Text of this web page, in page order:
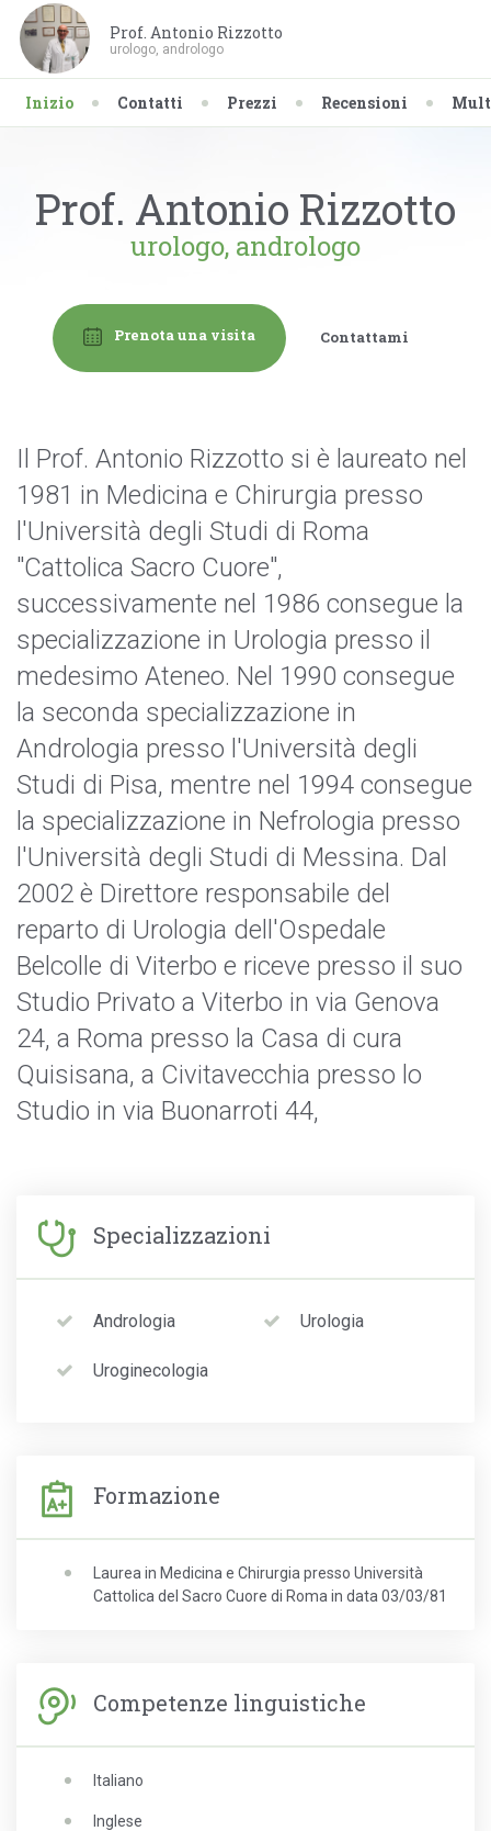
Prof. Antonio Rizzotto
urologo, andrologo
Inizio Contatti Prezzi Recensioni
Prof. Antonio Rizzotto
urologo, andrologo
Prenota una visita Contattami
Il Prof. Antonio Rizzotto si è laureato nel
1981 in Medicina e Chirurgia presso
l'Università degli Studi di Roma
"Cattolica Sacro Cuore",
successivamente nel 1986 consegue la
specializzazione in Urologia presso il
medesimo Ateneo. Nel 1990 consegue
la seconda specializzazione in
Andrologia presso l'Università degli
Studi di Pisa, mentre nel 1994 consegue
la specializzazione in Nefrologia presso
l'Università degli Studi di Messina. Dal
2002 è Direttore responsabile del
reparto di Urologia dell'Ospedale
Belcolle di Viterbo e riceve presso il suo
Studio Privato a Viterbo in via Genova
24, a Roma presso la Casa di cura
Quisisana, a Civitavecchia presso lo
Studio in via Buonarroti 44,
Specializzazioni
Andrologia Urologia
Uroginecologia
Formazione
Laurea in Medicina e Chirurgia presso Università
Cattolica del Sacro Cuore di Roma in data 03/03/81
Competenze linguistiche
Italiano
Inglese